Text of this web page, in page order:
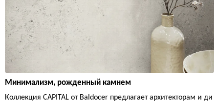
Минимализм, рожденный камнем
Коллекция CAPITAL от Baldocer предлагает архитекторам и ди